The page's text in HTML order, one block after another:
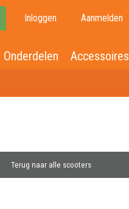
Inloggen Aanmelden
Onderdelen Accessoires
Terug naar alle scooters